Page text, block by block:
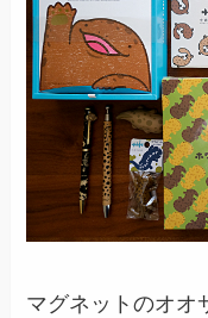
マグネットのオオ